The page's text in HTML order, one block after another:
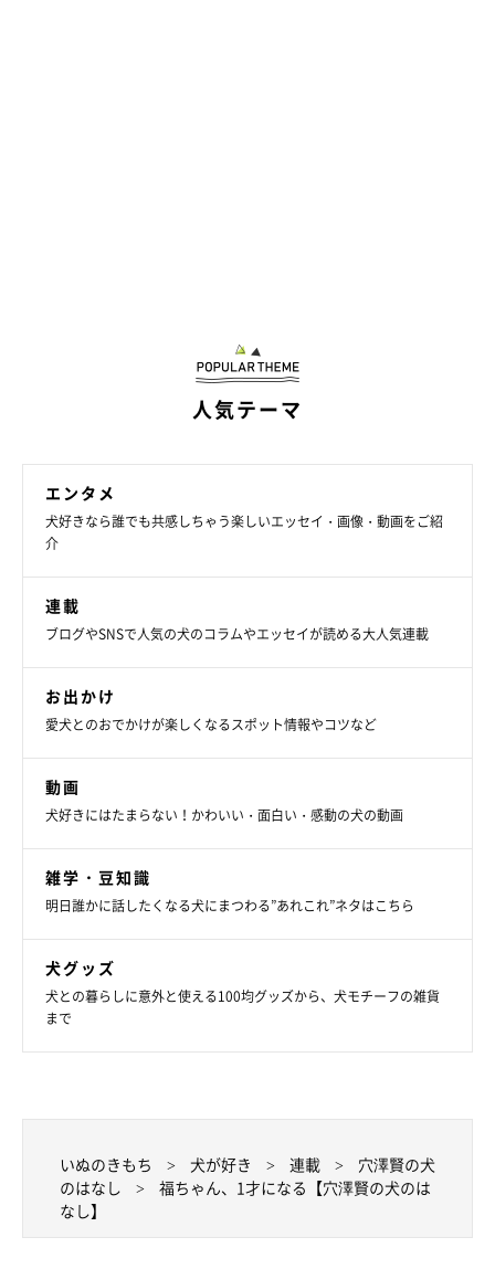
人気テーマ
エンタメ
犬好きなら誰でも共感しちゃう楽しいエッセイ・画像・動画をご紹
介
連載
ブログやSNSで人気の犬のコラムやエッセイが読める大人気連載
お出かけ
愛犬とのおでかけが楽しくなるスポット情報やコツなど
動画
犬好きにはたまらない！かわいい・面白い・感動の犬の動画
雑学・豆知識
明日誰かに話したくなる犬にまつわる”あれこれ”ネタはこちら
犬グッズ
犬との暮らしに意外と使える100均グッズから、犬モチーフの雑貨
まで
いぬのきもち 犬が好き 連載
穴澤賢の犬
のはなし
福ちゃん、1才になる【穴澤賢の犬のは
なし】